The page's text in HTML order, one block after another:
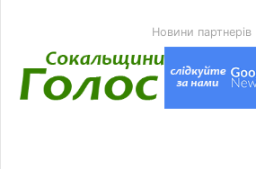
Новини партнерів